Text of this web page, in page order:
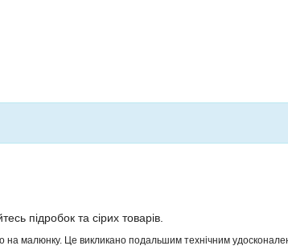
підробок та сірих товарів.
на малюнку. Це викликано подальшим технічним